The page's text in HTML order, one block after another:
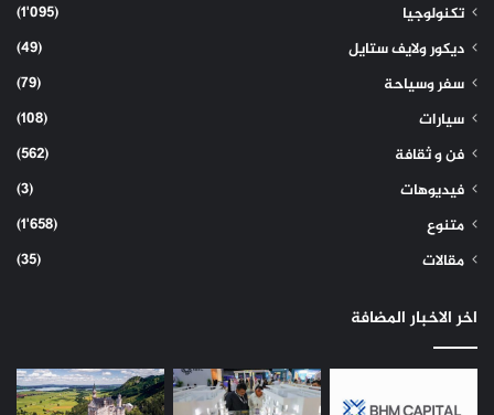
تكنولوجيا
(1٬095)
ديكور ولايف ستايل
(49)
سفر وسياحة
(79)
سيارات
(108)
فن و ثقافة
(562)
فيديوهات
(3)
متنوع
(1٬658)
مقالات
(35)
اخر الاخبار المضافة